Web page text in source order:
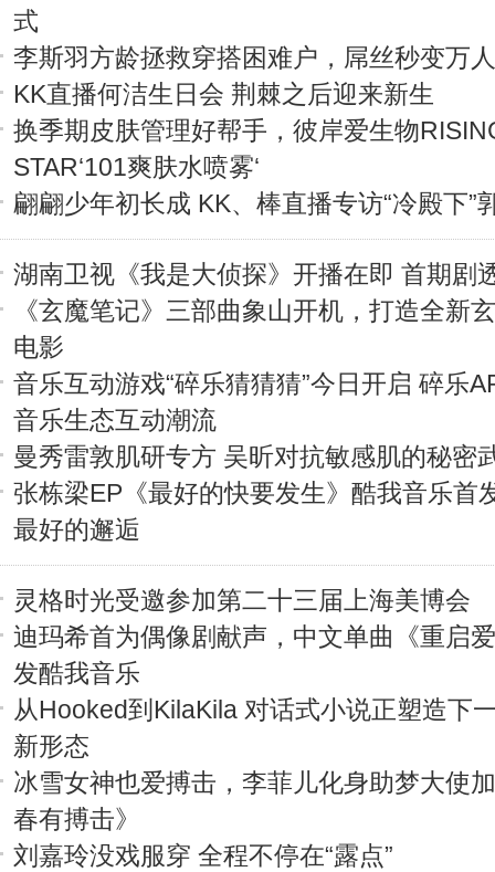
式
李斯羽方龄拯救穿搭困难户，屌丝秒变万
KK直播何洁生日会 荆棘之后迎来新生
换季期皮肤管理好帮手，彼岸爱生物
STAR‘101爽肤水喷雾‘
翩翩少年初长成 KK、棒直播专访“冷殿下”
湖南卫视《我是大侦探》开播在即 首期剧
《玄魔笔记》三部曲象山开机，打造全新
电影
音乐互动游戏“碎乐猜猜猜”今日开启 碎乐
音乐生态互动潮流
曼秀雷敦肌研专方 吴昕对抗敏感肌的秘密
张栋梁EP《最好的快要发生》酷我音乐首
最好的邂逅
灵格时光受邀参加第二十三届上海美博会
迪玛希首为偶像剧献声，中文单曲《重启
发酷我音乐
从Hooked到KilaKila 对话式小说正塑造下
新形态
冰雪女神也爱搏击，李菲儿化身助梦大使
春有搏击》
刘嘉玲没戏服穿 全程不停在“露点”